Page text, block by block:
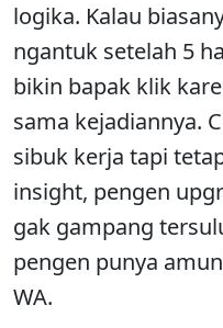
logika. Kalau
ngantuk setelah 5
bikin bapak klik
sama kejadiannya.
sibuk kerja tapi
insight, pengen
gak gampang
pengen punya
WA.